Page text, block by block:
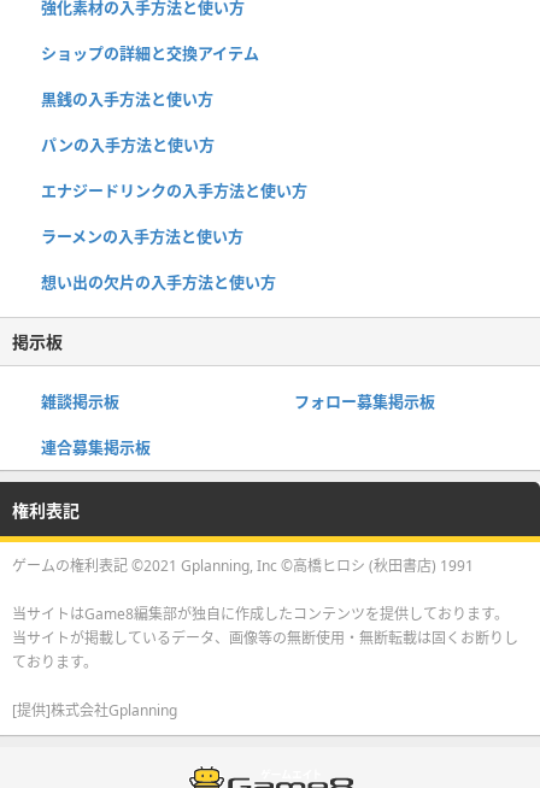
強化素材の入手方法と使い方
ショップの詳細と交換アイテム
黒銭の入手方法と使い方
パンの入手方法と使い方
エナジードリンクの入手方法と使い方
ラーメンの入手方法と使い方
想い出の欠片の入手方法と使い方
掲示板
雑談掲示板 フォロー募集掲示板
連合募集掲示板
権利表記
ゲームの権利表記 ©2021 Gplanning, Inc ©高橋ヒロシ (秋田書店) 1991
当サイトはGame8編集部が独自に作成したコンテンツを提供しております。
当サイトが掲載しているデータ、画像等の無断使用・無断転載は固くお断りし
ております。
[提供]株式会社Gplanning